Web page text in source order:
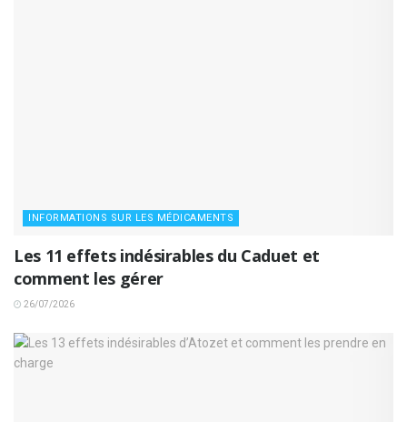
INFORMATIONS SUR LES MÉDICAMENTS
Les 11 effets indésirables du Caduet et
comment les gérer
26/07/2026